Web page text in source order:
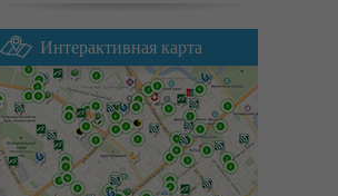
Интерактивная карта